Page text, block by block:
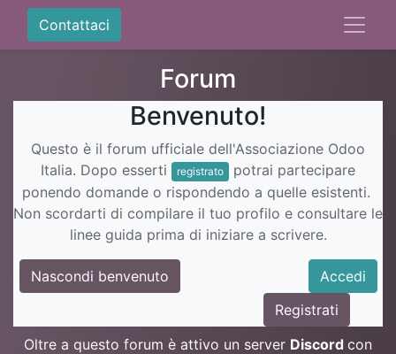
Contattaci
Forum
Benvenuto!
Questo è il forum ufficiale dell'Associazione Odoo
Italia. Dopo esserti
registrato
potrai partecipare
ponendo domande o rispondendo a quelle esistenti.
Non scordarti di compilare il tuo profilo e consultare le
linee guida prima di iniziare a scrivere.
Nascondi benvenuto
Accedi
Registrati
Oltre a questo forum è attivo un server Discord con